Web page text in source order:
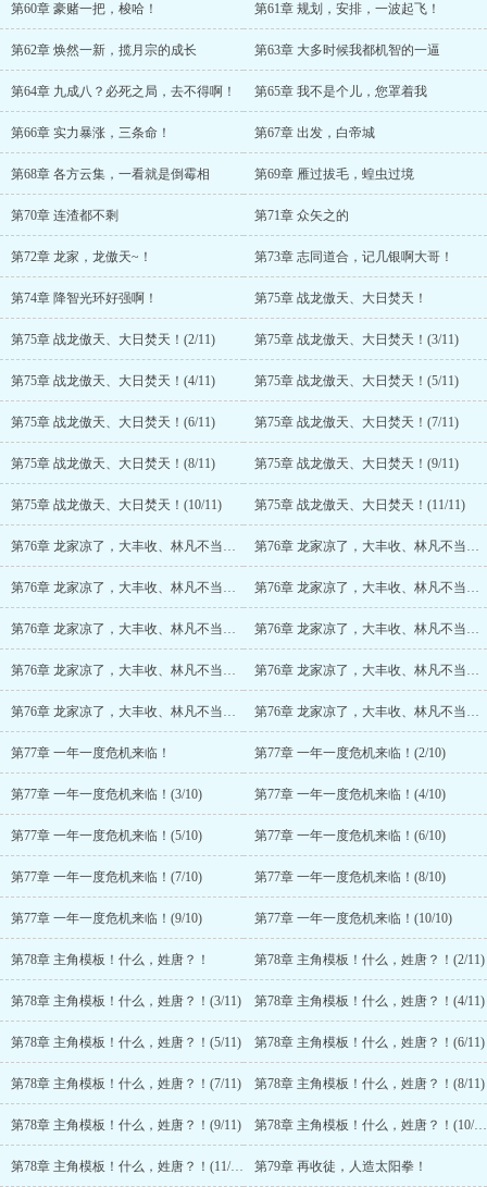
第60章 豪赌一把，梭哈！ 第61章 规划，安排，一波起飞！
第62章 焕然一新，揽月宗的成长 第63章 大多时候我都机智的一逼
第64章 九成八？必死之局，去不得啊！ 第65章 我不是个儿，您罩着我
第66章 实力暴涨，三条命！ 第67章 出发，白帝城
第68章 各方云集，一看就是倒霉相 第69章 雁过拔毛，蝗虫过境
第70章 连渣都不剩 第71章 众矢之的
第72章 龙家，龙傲天~！ 第73章 志同道合，记几银啊大哥！
第74章 降智光环好强啊！ 第75章 战龙傲天、大日焚天！
第75章 战龙傲天、大日焚天！(2/11) 第75章 战龙傲天、大日焚天！(3/11)
第75章 战龙傲天、大日焚天！(4/11) 第75章 战龙傲天、大日焚天！(5/11)
第75章 战龙傲天、大日焚天！(6/11) 第75章 战龙傲天、大日焚天！(7/11)
第75章 战龙傲天、大日焚天！(8/11) 第75章 战龙傲天、大日焚天！(9/11)
第75章 战龙傲天、大日焚天！(10/11) 第75章 战龙傲天、大日焚天！(11/11)
第76章 龙家凉了，大丰收、林凡不当人子 第76章 龙家凉了，大丰收、林凡不当人子(2/10)
第76章 龙家凉了，大丰收、林凡不当人子(3/10) 第76章 龙家凉了，大丰收、林凡不当人子(4/10)
第76章 龙家凉了，大丰收、林凡不当人子(5/10) 第76章 龙家凉了，大丰收、林凡不当人子(6/10)
第76章 龙家凉了，大丰收、林凡不当人子(7/10) 第76章 龙家凉了，大丰收、林凡不当人子(8/10)
第76章 龙家凉了，大丰收、林凡不当人子(9/10) 第76章 龙家凉了，大丰收、林凡不当人子(10/10)
第77章 一年一度危机来临！ 第77章 一年一度危机来临！(2/10)
第77章 一年一度危机来临！(3/10) 第77章 一年一度危机来临！(4/10)
第77章 一年一度危机来临！(5/10) 第77章 一年一度危机来临！(6/10)
第77章 一年一度危机来临！(7/10) 第77章 一年一度危机来临！(8/10)
第77章 一年一度危机来临！(9/10) 第77章 一年一度危机来临！(10/10)
第78章 主角模板！什么，姓唐？！ 第78章 主角模板！什么，姓唐？！(2/11)
第78章 主角模板！什么，姓唐？！(3/11) 第78章 主角模板！什么，姓唐？！(4/11)
第78章 主角模板！什么，姓唐？！(5/11) 第78章 主角模板！什么，姓唐？！(6/11)
第78章 主角模板！什么，姓唐？！(7/11) 第78章 主角模板！什么，姓唐？！(8/11)
第78章 主角模板！什么，姓唐？！(9/11) 第78章 主角模板！什么，姓唐？！(10/11)
第78章 主角模板！什么，姓唐？！(11/11) 第79章 再收徒，人造太阳拳！